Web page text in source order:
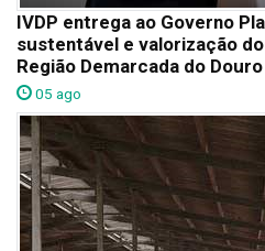
IVDP entrega ao Governo
sustentável e valorização
Região Demarcada do Douro
05 ago